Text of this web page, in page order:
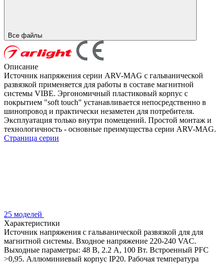
Все файлы
Описание
Источник напряжения серии ARV-MAG с гальванической
развязкой применяется для работы в составе магнитной
системы VIBE. Эргономичный пластиковый корпус с
покрытием "soft touch" устанавливается непосредственно в
шинопровод и практически незаметен для потребителя.
Эксплуатация только внутри помещений. Простой монтаж и
технологичность - основные преимущества серии ARV-MAG.
Страница серии
25 моделей
Характеристики
Источник напряжения с гальванической развязкой для для
магнитной системы. Входное напряжение 220-240 VAC.
Выходные параметры: 48 В, 2.2 А, 100 Вт. Встроенный PFC
>0,95. Аллюминиевый корпус IP20. Рабочая температура